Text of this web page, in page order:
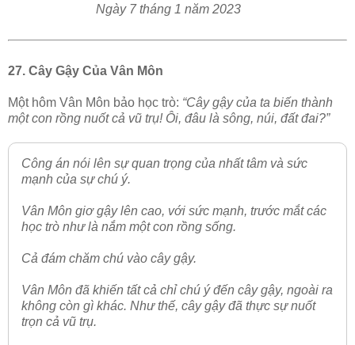
Ngày 7 tháng 1 năm 2023
27. Cây Gậy Của Vân Môn
Một hôm Vân Môn bảo học trò: “Cây gậy của ta biến thành
một con rồng nuốt cả vũ trụ! Ôi, đâu là sông, núi, đất đai?”
Công án nói lên sự quan trọng của nhất tâm và sức
mạnh của sự chú ý.
Vân Môn giơ gậy lên cao, với sức mạnh, trước mắt các
học trò như là nắm một con rồng sống.
Cả đám chăm chú vào cây gậy.
Vân Môn đã khiến tất cả chỉ chú ý đến cây gậy, ngoài ra
không còn gì khác. Như thế, cây gậy đã thực sự nuốt
trọn cả vũ trụ.